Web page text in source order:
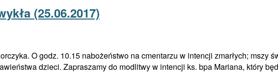
(25.06.2017)
O godz. 10.15 nabożeństwo na cmentarzu w intencji zmarłych; mszy
dzieci. Zapraszamy do modlitwy w intencji ks. bpa Mariana, który